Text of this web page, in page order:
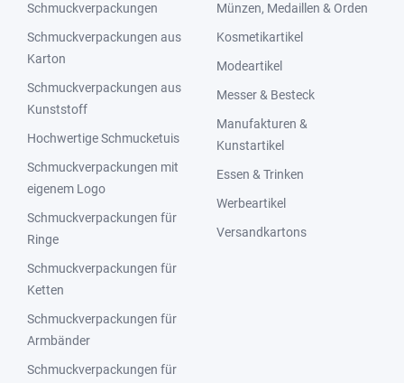
Schmuckverpackungen
Schmuckverpackungen aus
Karton
Schmuckverpackungen aus
Kunststoff
Hochwertige Schmucketuis
Schmuckverpackungen mit
eigenem Logo
Schmuckverpackungen für
Ringe
Schmuckverpackungen für
Ketten
Schmuckverpackungen für
Armbänder
Schmuckverpackungen für
Münzen, Medaillen & Orden
Kosmetikartikel
Modeartikel
Messer & Besteck
Manufakturen &
Kunstartikel
Essen & Trinken
Werbeartikel
Versandkartons